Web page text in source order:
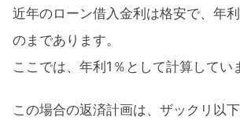
近年のローン借入金利は格安で、年
のまであります。
ここでは、年利1％として計算してい
この場合の返済計画は、ザックリ以